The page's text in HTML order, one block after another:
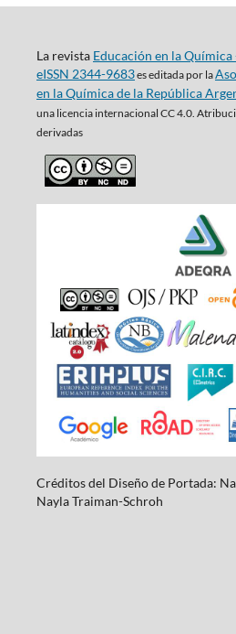
La revista Educación en la
eISSN 2344-9683es editada por la
en la Química de la República
una licencia internacional CC 4.0.
derivadas
Créditos del Diseño de Portada:
NaylaTraiman-Schroh